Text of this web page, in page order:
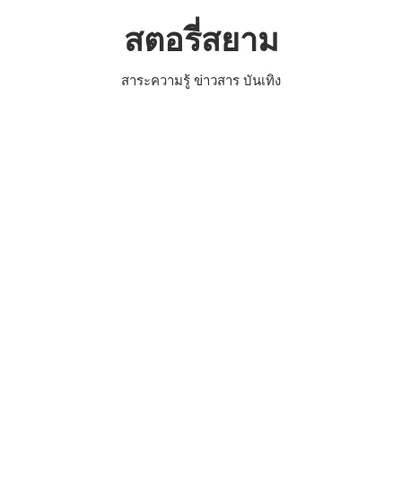
สตอรี่สยาม
สาระความรู้ ข่าวสาร บันเทิง